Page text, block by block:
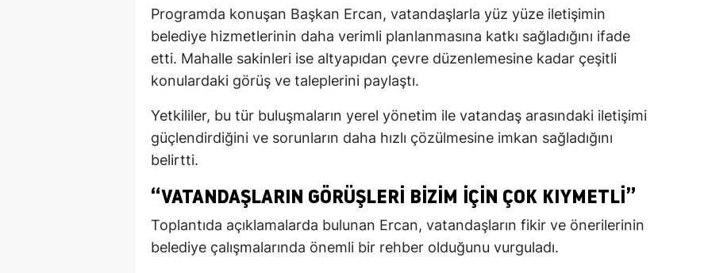
Programda konuşan Başkan Ercan, vatandaşlarla yüz yüze iletişimin
belediye hizmetlerinin daha verimli planlanmasına katkı sağladığını ifade
etti. Mahalle sakinleri ise altyapıdan çevre düzenlemesine kadar çeşitli
konulardaki görüş ve taleplerini paylaştı.
Yetkililer, bu tür buluşmaların yerel yönetim ile vatandaş arasındaki iletişimi
güçlendirdiğini ve sorunların daha hızlı çözülmesine imkan sağladığını
belirtti.
“VATANDAŞLARIN GÖRÜŞLERI BIZIM İÇIN ÇOK KIYMETLI”
Toplantıda açıklamalarda bulunan Ercan, vatandaşların fikir ve önerilerinin
belediye çalışmalarında önemli bir rehber olduğunu vurguladı.